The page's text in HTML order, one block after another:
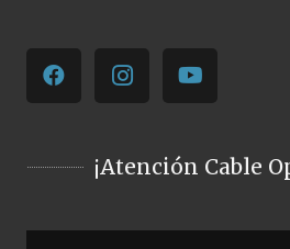
¡Atención Cable